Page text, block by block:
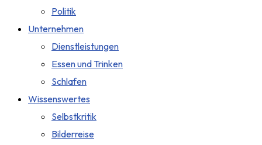
Politik
Unternehmen
Dienstleistungen
Essen und Trinken
Schlafen
Wissenswertes
Selbstkritik
Bilderreise